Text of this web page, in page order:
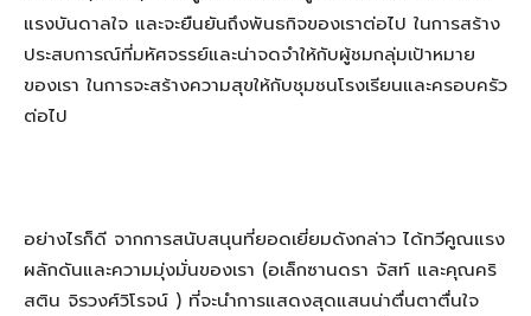
แรงบันดาลใจ และจะยืนยันถึงพันธกิจของเราต่อไป ในการสร้าง
ประสบการณ์ที่มหัศจรรย์และน่าจดจำให้กับผู้ชมกลุ่มเป้าหมาย
ของเรา ในการจะสร้างความสุขให้กับชุมชนโรงเรียนและครอบครัว
ต่อไป
อย่างไรก็ดี จากการสนับสนุนที่ยอดเยี่ยมดังกล่าว ได้ทวีคูณแรง
ผลักดันและความมุ่งมั่นของเรา (อเล็กซานดรา จัสท์ และคุณคริ
สติน จิรวงศ์วิโรจน์ ) ที่จะนำการแสดงสุดแสนน่าตื่นตาตื่นใจ